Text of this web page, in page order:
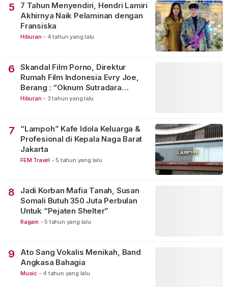
5
7 Tahun Menyendiri, Hendri Lamiri
Akhirnya Naik Pelaminan dengan
Fransiska
Hiburan - 4 tahun yang lalu
6
Skandal Film Porno, Direktur
Rumah Film Indonesia Evry Joe,
Berang : “Oknum Sutradara
Merusak Perfilman Indonesia”!
Hiburan - 3 tahun yang lalu
7
“Lampoh” Kafe Idola Keluarga &
Profesional di Kepala Naga Barat
Jakarta
FEM Travel - 5 tahun yang lalu
8
Jadi Korban Mafia Tanah, Susan
Somali Butuh 350 Juta Perbulan
Untuk “Pejaten Shelter”
Ragam - 5 tahun yang lalu
9
Ato Sang Vokalis Menikah, Band
Angkasa Bahagia
Music - 4 tahun yang lalu